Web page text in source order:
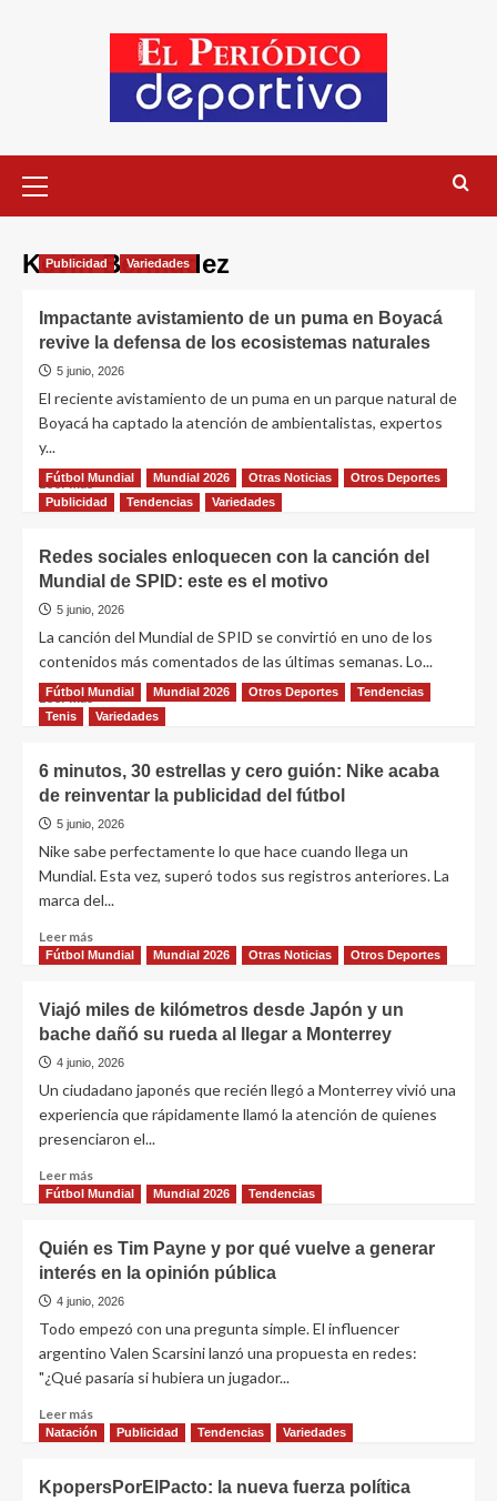
Kevin Bermudez
Publicidad Variedades
Impactante avistamiento de un puma en Boyacá
revive la defensa de los ecosistemas naturales
5 junio, 2026
El reciente avistamiento de un puma en un parque natural de
Boyacá ha captado la atención de ambientalistas, expertos
y...
Leer más
Fútbol Mundial Mundial 2026 Otras Noticias
Otros Deportes
Publicidad
Tendencias Variedades
Redes sociales enloquecen con la canción del
Mundial de SPID: este es el motivo
5 junio, 2026
La canción del Mundial de SPID se convirtió en uno de los
contenidos más comentados de las últimas semanas. Lo...
Leer más
Fútbol Mundial Mundial 2026 Otros Deportes
Tendencias
Tenis
Variedades
6 minutos, 30 estrellas y cero guión: Nike acaba
de reinventar la publicidad del fútbol
5 junio, 2026
Nike sabe perfectamente lo que hace cuando llega un
Mundial. Esta vez, superó todos sus registros anteriores. La
marca del...
Leer más
Fútbol Mundial Mundial 2026 Otras Noticias Otros Deportes
Viajó miles de kilómetros desde Japón y un
bache dañó su rueda al llegar a Monterrey
4 junio, 2026
Un ciudadano japonés que recién llegó a Monterrey vivió una
experiencia que rápidamente llamó la atención de quienes
presenciaron el...
Leer más
Fútbol Mundial Mundial 2026 Tendencias
Quién es Tim Payne y por qué vuelve a generar
interés en la opinión pública
4 junio, 2026
Todo empezó con una pregunta simple. El influencer
argentino Valen Scarsini lanzó una propuesta en redes:
"¿Qué pasaría si hubiera un jugador...
Leer más
Natación Publicidad Tendencias Variedades
KpopersPorElPacto: la nueva fuerza política